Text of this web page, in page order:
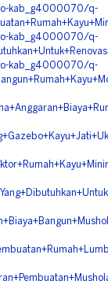
kab_g4000070/q-
kab_g4000070/q-
kab_g4000070/q-